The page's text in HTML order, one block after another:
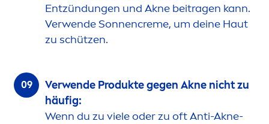
Entzündungen und Akne beitragen kann.
Verwende Sonnencreme, um deine Haut
zu schützen.
Verwende Produkte gegen Akne nicht zu
häufig:
Wenn du zu viele oder zu oft Anti-Akne-